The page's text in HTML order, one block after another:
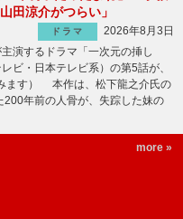
田涼介がつらい」
ドラマ
2026年8月3日
演するドラマ「一次元の挿し
ビ・日本テレビ系）の第5話が、
ます） 本作は、松下龍之介氏の
200年前の人骨が、失踪した妹の
more »